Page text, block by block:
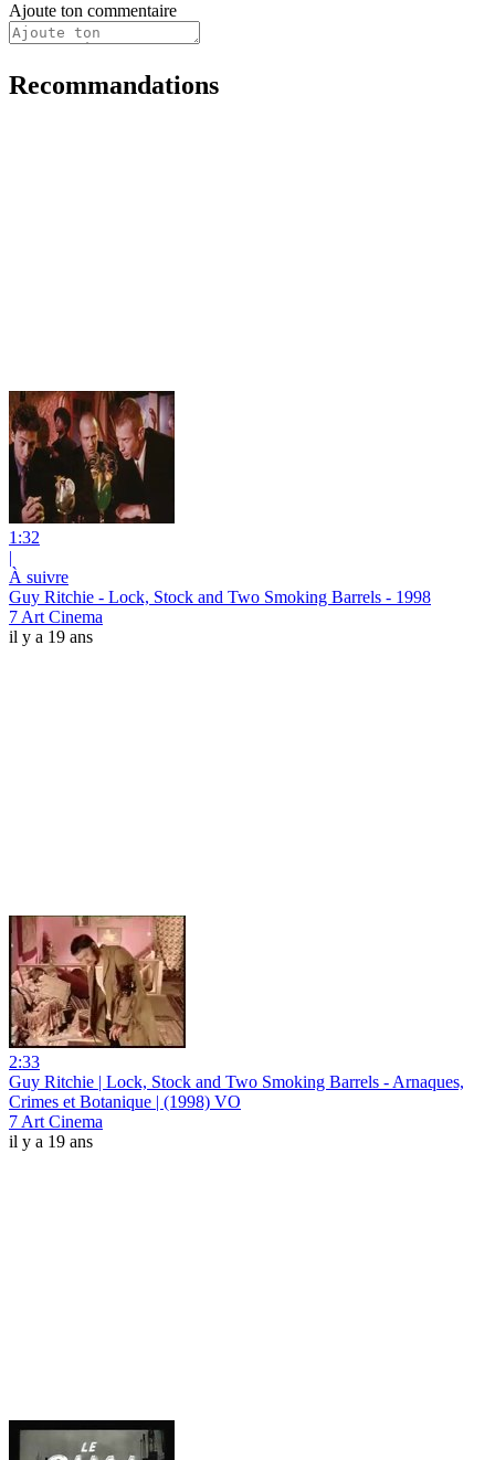
Ajoute ton commentaire
Recommandations
1:32
|
À suivre
Guy Ritchie - Lock, Stock and Two Smoking Barrels - 1998
7 Art Cinema
il y a 19 ans
2:33
Guy Ritchie | Lock, Stock and Two Smoking Barrels - Arnaques,
Crimes et Botanique | (1998) VO
7 Art Cinema
il y a 19 ans